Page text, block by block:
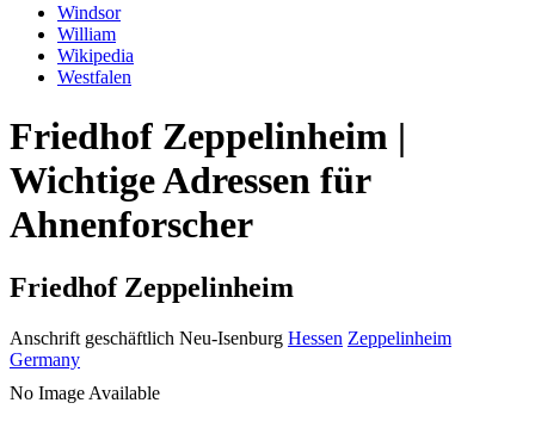
Windsor
William
Wikipedia
Westfalen
Friedhof Zeppelinheim |
Wichtige Adressen für
Ahnenforscher
Friedhof Zeppelinheim
Anschrift geschäftlich Neu-Isenburg Hessen Zeppelinheim
Germany
No Image Available